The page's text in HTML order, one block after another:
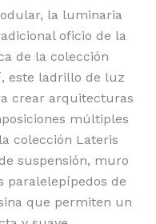
la luminaria
oficio de la
de la colección
este ladrillo de luz
crear arquitecturas
múltiples
colección Lateris
suspensión, muro
paralelepípedos de
que permiten un